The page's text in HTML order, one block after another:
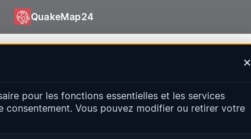
QuakeMap24
✕
pour les fonctions essentielles et les services
consentement. Vous pouvez modifier ou retirer votre